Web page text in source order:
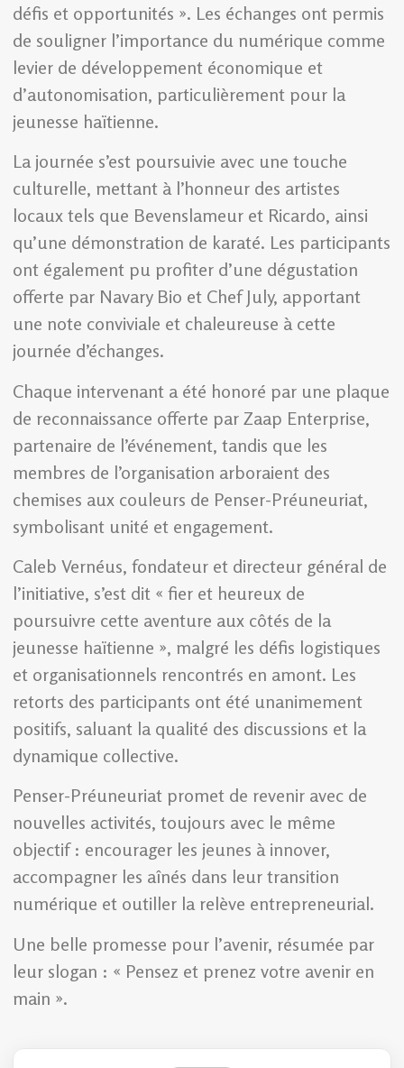
défis et opportunités ». Les échanges ont permis
de souligner l’importance du numérique comme
levier de développement économique et
d’autonomisation, particulièrement pour la
jeunesse haïtienne.
La journée s’est poursuivie avec une touche
culturelle, mettant à l’honneur des artistes
locaux tels que Bevenslameur et Ricardo, ainsi
qu’une démonstration de karaté. Les participants
ont également pu profiter d’une dégustation
offerte par Navary Bio et Chef July, apportant
une note conviviale et chaleureuse à cette
journée d’échanges.
Chaque intervenant a été honoré par une plaque
de reconnaissance offerte par Zaap Enterprise,
partenaire de l’événement, tandis que les
membres de l’organisation arboraient des
chemises aux couleurs de Penser-Préuneuriat,
symbolisant unité et engagement.
Caleb Vernéus, fondateur et directeur général de
l’initiative, s’est dit « fier et heureux de
poursuivre cette aventure aux côtés de la
jeunesse haïtienne », malgré les défis logistiques
et organisationnels rencontrés en amont. Les
retorts des participants ont été unanimement
positifs, saluant la qualité des discussions et la
dynamique collective.
Penser-Préuneuriat promet de revenir avec de
nouvelles activités, toujours avec le même
objectif : encourager les jeunes à innover,
accompagner les aînés dans leur transition
numérique et outiller la relève entrepreneurial.
Une belle promesse pour l’avenir, résumée par
leur slogan : « Pensez et prenez votre avenir en
main ».